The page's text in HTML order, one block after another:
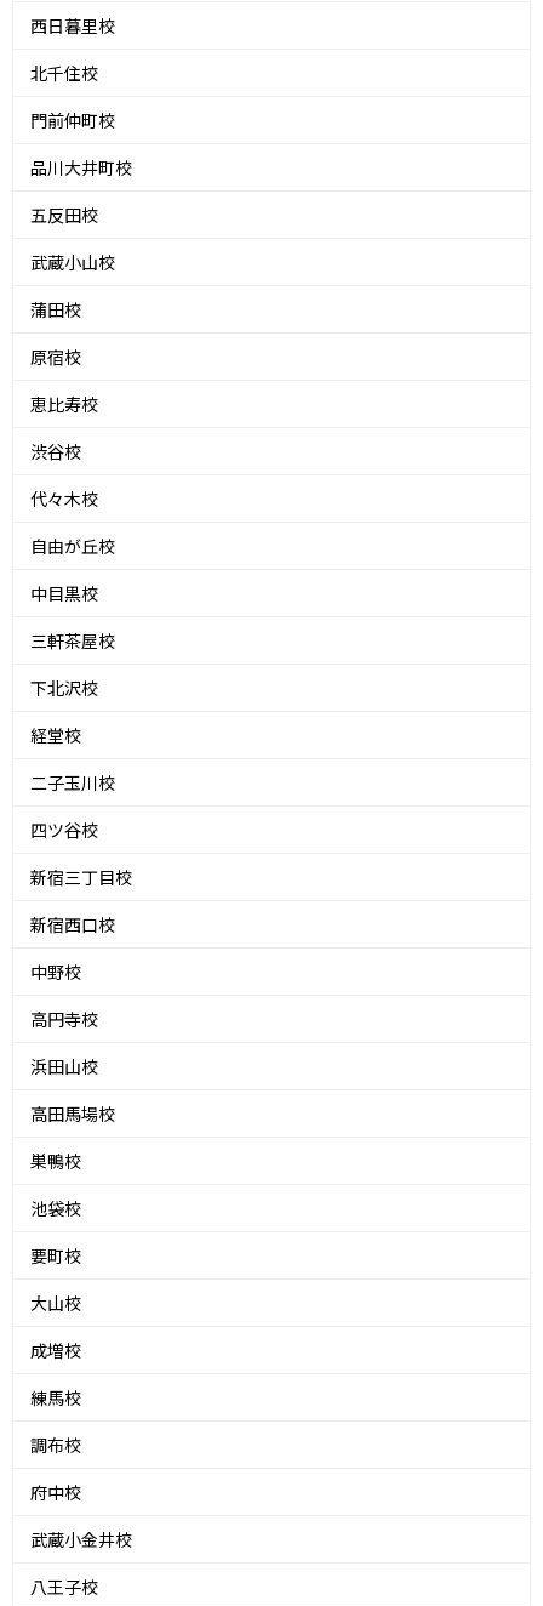
西日暮里校
北千住校
門前仲町校
品川大井町校
五反田校
武蔵小山校
蒲田校
原宿校
恵比寿校
渋谷校
代々木校
自由が丘校
中目黒校
三軒茶屋校
下北沢校
経堂校
二子玉川校
四ツ谷校
新宿三丁目校
新宿西口校
中野校
高円寺校
浜田山校
高田馬場校
巣鴨校
池袋校
要町校
大山校
成増校
練馬校
調布校
府中校
武蔵小金井校
八王子校